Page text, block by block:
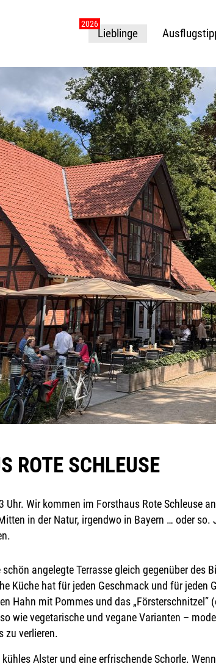
Lieblinge
ROTE SCHLEUSE
Uhr. Wir kommen im Forsthaus Rote Schleuse
in der Natur, irgendwo in Bayern … oder
angelegte Terrasse gleich gegenüber des
Küche hat für jeden Geschmack und für jeden
Hahn mit Pommes und das „Försterschnitzel”
wie vegetarische und vegane Varianten –
zu verlieren.
Alster und eine erfrischende Schorle.